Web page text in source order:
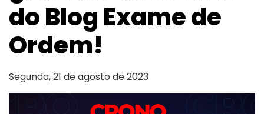
do Blog Exame de
Ordem!
Segunda, 21 de agosto de 2023